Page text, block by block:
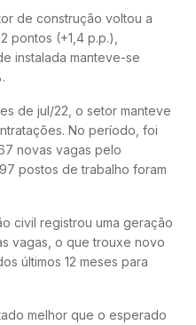
de construção voltou a
pontos (+1,4 p.p.),
instalada manteve-se
de jul/22, o setor manteve
No período, foi
novas vagas pelo
postos de trabalho foram
civil registrou uma geração
vagas, o que trouxe novo
últimos 12 meses para
melhor que o esperado